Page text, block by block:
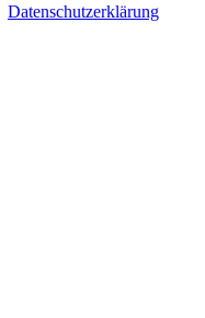
Datenschutzerklärung